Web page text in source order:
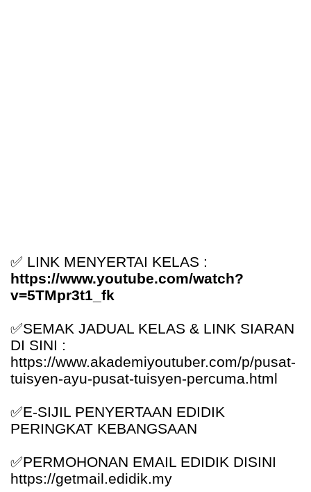
✅ LINK MENYERTAI KELAS :
https://www.youtube.com/watch?
v=5TMpr3t1_fk
✅SEMAK JADUAL KELAS & LINK SIARAN
DI SINI :
https://www.akademiyoutuber.com/p/pusat-
tuisyen-ayu-pusat-tuisyen-percuma.html
✅E-SIJIL PENYERTAAN EDIDIK
PERINGKAT KEBANGSAAN
✅PERMOHONAN EMAIL EDIDIK DISINI
https://getmail.edidik.my